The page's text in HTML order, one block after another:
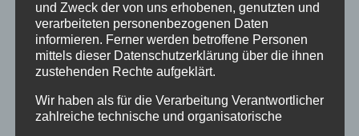
auf diesen Seiten unterliegen dem deutschen
Urheberrecht. Die Vervielfältigung, Bearbeitung,
Verbreitung und jede Art der Verwertung außerhalb der
Grenzen des Urheberrechtes bedürfen der schriftlichen
Zustimmung des jeweiligen Autors bzw. Erstellers.
Downloads und Kopien dieser Seite sind nur für den
privaten, nicht kommerziellen Gebrauch gestattet. Soweit
und Zweck der von uns erhobenen, genutzten und
verarbeiteten personenbezogenen Daten
informieren. Ferner werden betroffene Personen
mittels dieser Datenschutzerklärung über die ihnen
zustehenden Rechte aufgeklärt.
Wir haben als für die Verarbeitung Verantwortlicher
zahlreiche technische und organisatorische